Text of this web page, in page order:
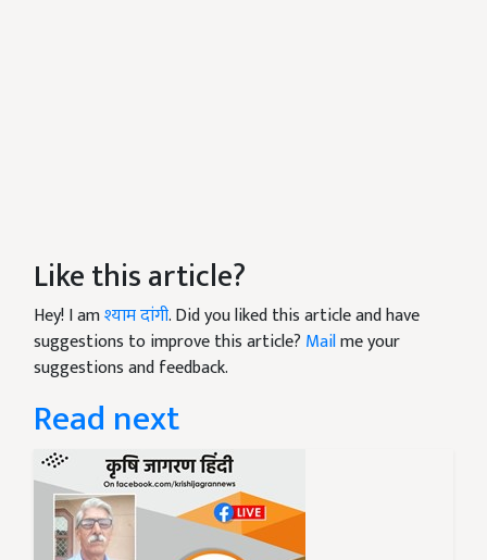
Like this article?
Hey! I amश्याम दांगी. Did you liked this article and have
suggestions to improve this article? Mailme your
suggestions and feedback.
Read next